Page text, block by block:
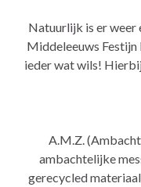
Natuurlijk is er weer
Middeleeuws Festijn
ieder wat wils!
A.M.Z.
ambachtelijke
gerecycled